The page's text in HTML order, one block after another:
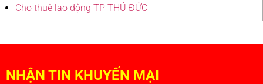
Cho thuê lao động TP THỦ ĐỨC
NHẬN TIN KHUYẾN MẠI